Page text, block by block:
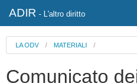
ADIR - L'altro diritto
LA ODV/ MATERIALI /
Comunicato